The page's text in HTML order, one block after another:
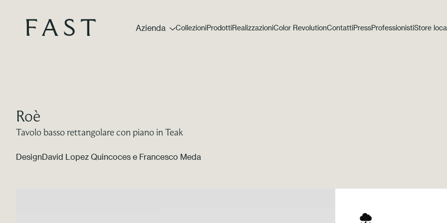
Azienda CollezioniProdottiRealizzazioniColor RevolutionContattiPressProfessionistiStore
Roè
Tavolo basso rettangolare con piano in Teak
DesignDavid Lopez Quincoces e Francesco Meda